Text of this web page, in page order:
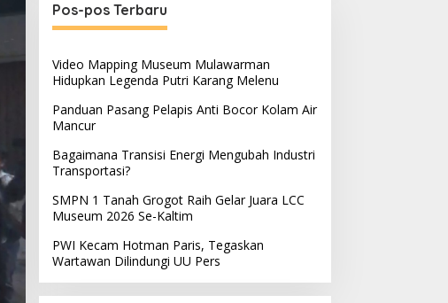
Pos-pos Terbaru
Video Mapping Museum Mulawarman
Hidupkan Legenda Putri Karang Melenu
Panduan Pasang Pelapis Anti Bocor Kolam Air
Mancur
Bagaimana Transisi Energi Mengubah Industri
Transportasi?
SMPN 1 Tanah Grogot Raih Gelar Juara LCC
Museum 2026 Se-Kaltim
PWI Kecam Hotman Paris, Tegaskan
Wartawan Dilindungi UU Pers